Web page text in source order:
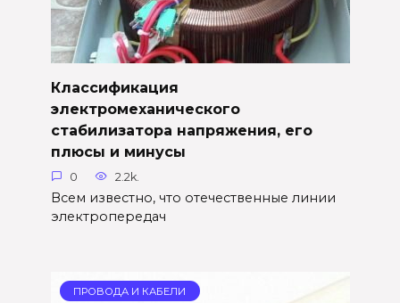
Классификация
электромеханического
стабилизатора напряжения, его
плюсы и минусы
0 2.2k.
Всем известно, что отечественные линии
электропередач
ПРОВОДА И КАБЕЛИ